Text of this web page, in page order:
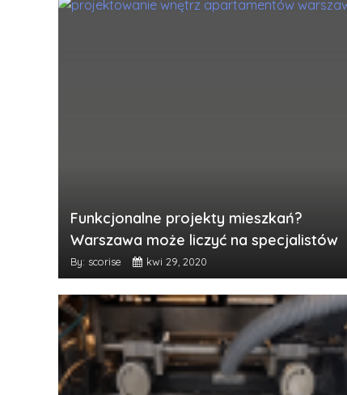
Funkcjonalne projekty mieszkań?
Warszawa może liczyć na specjalistów
By: scorise kwi 29, 2020